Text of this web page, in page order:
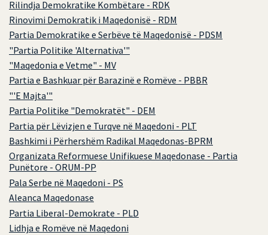
Rilindja Demokratike Kombëtare - RDK
Rinovimi Demokratik i Maqedonisë - RDM
Partia Demokratike e Serbëve të Maqedonisë - PDSM
"Partia Politike 'Alternativa'"
"Maqedonia e Vetme" - MV
Partia e Bashkuar për Barazinë e Romëve - PBBR
"'E Majta'"
Partia Politike "Demokratët" - DEM
Partia për Lëvizjen e Turqve në Maqedoni - PLT
Bashkimi i Përhershëm Radikal Maqedonas-BPRM
Organizata Reformuese Unifikuese Maqedonase - Partia
Punëtore - ORUM-PP
Pala Serbe në Maqedoni - PS
Aleanca Maqedonase
Partia Liberal-Demokrate - PLD
Lidhja e Romëve në Maqedoni